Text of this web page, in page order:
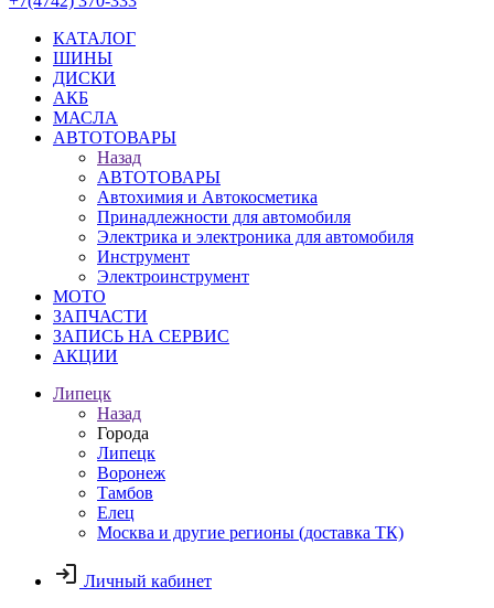
КАТАЛОГ
ШИНЫ
ДИСКИ
АКБ
МАСЛА
АВТОТОВАРЫ
Назад
АВТОТОВАРЫ
Автохимия и Автокосметика
Принадлежности для автомобиля
Электрика и электроника для автомобиля
Инструмент
Электроинструмент
МОТО
ЗАПЧАСТИ
ЗАПИСЬ НА СЕРВИС
АКЦИИ
Липецк
Назад
Города
Липецк
Воронеж
Тамбов
Елец
Москва и другие регионы (доставка ТК)
Личный кабинет